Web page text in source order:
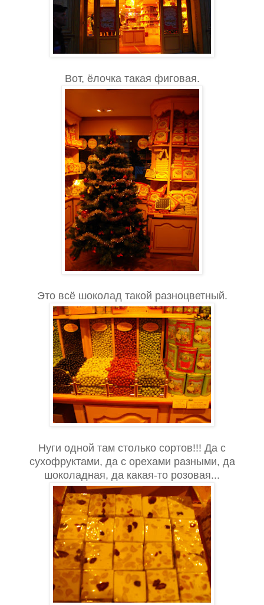
Вот, ёлочка такая фиговая.
Это всё шоколад такой разноцветный.
Нуги одной там столько сортов!!! Да с
сухофруктами, да с орехами разными, да
шоколадная, да какая-то розовая...